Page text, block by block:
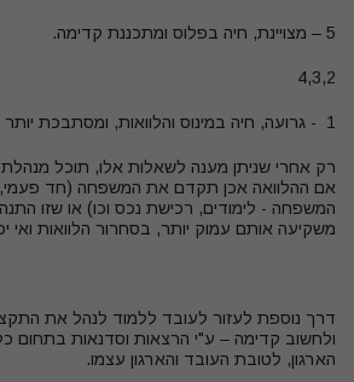
5 – מצויינת, חיה בפלוס ומתכננת קדימה.
4,3,2
1 - גרועה, חיה במינוס והלוואות, ומסתבכת יותר ויותר.
רק אחרי שניתן מענה לשאלות אלו, תוכל
אם ההלוואה אכן תקדם את המשפחה (חד
המשפחה - לימודים, רכישת נכס וכו) או שזו
משקיעה אותם עמוק יותר, בסחרור הלוואות ואי
דרך נוספת לעזור לעובד ללמוד לנהל את
ולחשוב קדימה – ע"י הרצאות וסדנאות
הארגון, לטובת העובד והארגון עצמו.